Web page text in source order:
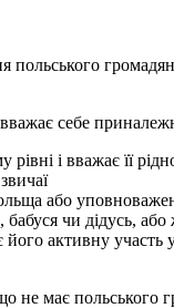
себе
рівні і вважає її
або
чи дідусь,
його активну
має польського